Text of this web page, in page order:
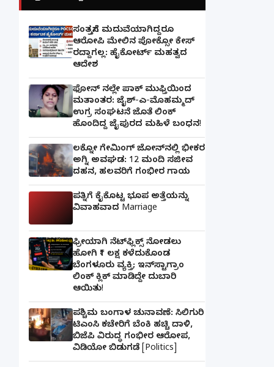
ಸಂತ್ರಸ್ತೆಗೆ ಮದುವೆಯಾಗಿದ್ದರೂ
ಆರೋಪಿ ಮೇಲಿನ ಪೋಕ್ಸೋ ಕೇಸ್
ರದ್ದಾಗಲ್ಲ: ಹೈಕೋರ್ಟ್ ಮಹತ್ವದ
ಆದೇಶ
ಫೋನ್ ನಲ್ಲೇ ಪಾಕ್ ಮುಫ್ತಿಯಿಂದ
ಮತಾಂತರ: ಜೈಶ್-ಎ-ಮೊಹಮ್ಮದ್
ಉಗ್ರ ಸಂಘಟನೆ ಜೊತೆ ಲಿಂಕ್
ಹೊಂದಿದ್ದ ಜೈಪುರದ ಮಹಿಳೆ ಬಂಧನ!
ಲಕ್ನೋ ಗೇಮಿಂಗ್ ಜೋನ್‌ನಲ್ಲಿ ಭೀಕರ
ಅಗ್ನಿ ಅವಘಡ: 12 ಮಂದಿ ಸಜೀವ
ದಹನ, ಹಲವರಿಗೆ ಗಂಭೀರ ಗಾಯ
ಪತ್ನಿಗೆ ಕೈಕೊಟ್ಟ ಭೂಪ ಅತ್ತೆಯನ್ನು
ವಿವಾಹವಾದ Marriage
ಫ್ರೀಯಾಗಿ ನೆಟ್‌ಫ್ಲಿಕ್ಸ್ ನೋಡಲು
ಹೋಗಿ ₹1 ಲಕ್ಷ ಕಳೆದುಕೊಂಡ
ಬೆಂಗಳೂರು ವ್ಯಕ್ತಿ; ಇನ್‌ಸ್ಟಾಗ್ರಾಂ
ಲಿಂಕ್ ಕ್ಲಿಕ್ ಮಾಡಿದ್ದೇ ದುಬಾರಿ
ಆಯಿತು!
ಪಶ್ಚಿಮ ಬಂಗಾಳ ಚುನಾವಣೆ: ಸಿಲಿಗುರಿ
ಟಿಎಂಸಿ ಕಚೇರಿಗೆ ಬೆಂಕಿ ಹಚ್ಚಿ ದಾಳಿ,
ಬಿಜೆಪಿ ವಿರುದ್ಧ ಗಂಭೀರ ಆರೋಪ,
ವಿಡಿಯೋ ಬಿಡುಗಡೆ [Politics]